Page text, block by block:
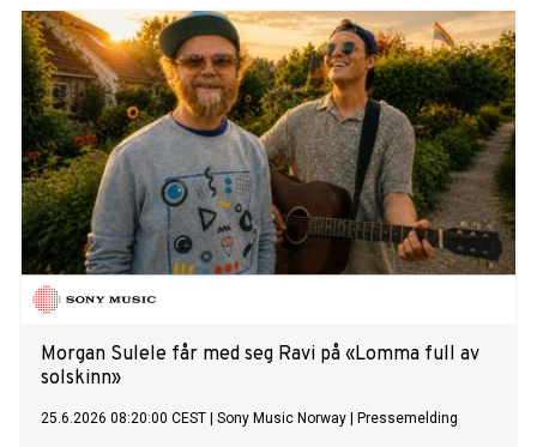
Morgan Sulele får med seg Ravi på «Lomma full av
solskinn»
25.6.2026 08:20:00 CEST Sony Music Norway Pressemelding